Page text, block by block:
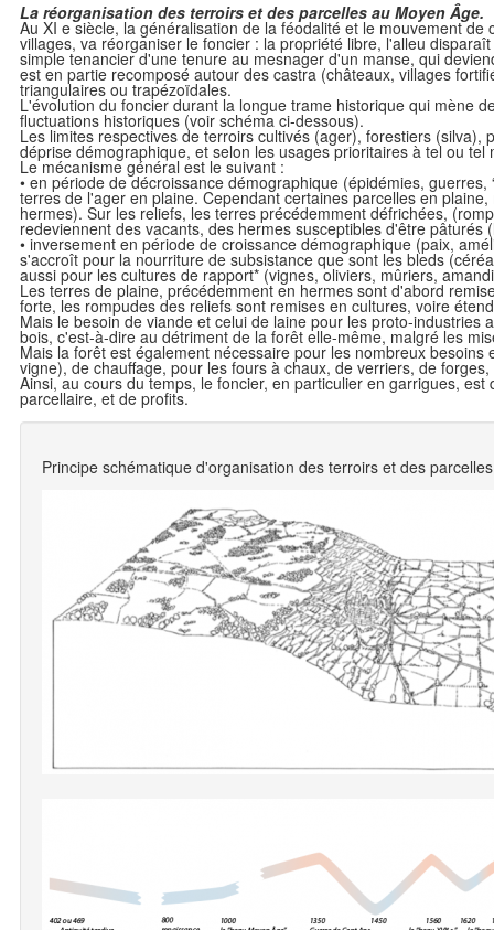
La réorganisation des terroirs et des parcelles au Moyen Âge.
Au XI e siècle, la généralisation de la féodalité et le mouvement
villages, va réorganiser le foncier : la propriété libre, l'alleu
simple tenancier d'une tenure au mesnager d'un manse, qui
est en partie recomposé autour des castra (châteaux, villages
triangulaires ou trapézoïdales.
L'évolution du foncier durant la longue trame historique qui mène
fluctuations historiques (voir schéma ci-dessous).
Les limites respectives de terroirs cultivés (ager), forestiers
déprise démographique, et selon les usages prioritaires à tel ou tel
Le mécanisme général est le suivant :
• en période de décroissance démographique (épidémies,
terres de l'ager en plaine. Cependant certaines parcelles en
hermes). Sur les reliefs, les terres précédemment défrichées,
redeviennent des vacants, des hermes susceptibles d'être
• inversement en période de croissance démographique (paix,
s'accroît pour la nourriture de subsistance que sont les bleds
aussi pour les cultures de rapport* (vignes, oliviers, mûriers,
Les terres de plaine, précédemment en hermes sont d'abord
forte, les rompudes des reliefs sont remises en cultures, voire
Mais le besoin de viande et celui de laine pour les proto-
bois, c'est-à-dire au détriment de la forêt elle-même, malgré les
Mais la forêt est également nécessaire pour les nombreux
vigne), de chauffage, pour les fours à chaux, de verriers, de
Ainsi, au cours du temps, le foncier, en particulier en garrigues,
parcellaire, et de profits.
Principe schématique d'organisation des terroirs et des